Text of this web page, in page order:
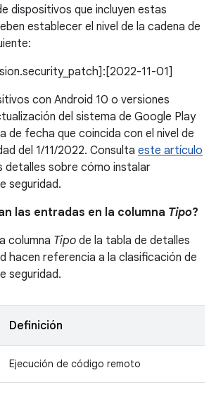
dispositivos que incluyen estas
establecer el nivel de la cadena de
11-01]
con Android 10 o versiones
del sistema de Google Play
de fecha que coincida con el nivel de
del 1/11/2022. Consulta este artículo
detalles sobre cómo instalar
seguridad.
las entradas en la columna Tipo?
columna Tipo de la tabla de detalles
hacen referencia a la clasificación de
seguridad.
Definición
Ejecución de código remoto